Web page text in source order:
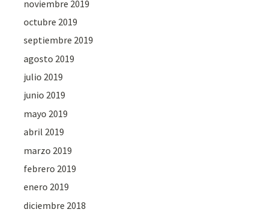
noviembre 2019
octubre 2019
septiembre 2019
agosto 2019
julio 2019
junio 2019
mayo 2019
abril 2019
marzo 2019
febrero 2019
enero 2019
diciembre 2018